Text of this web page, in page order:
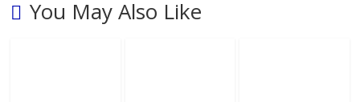
You May Also Like